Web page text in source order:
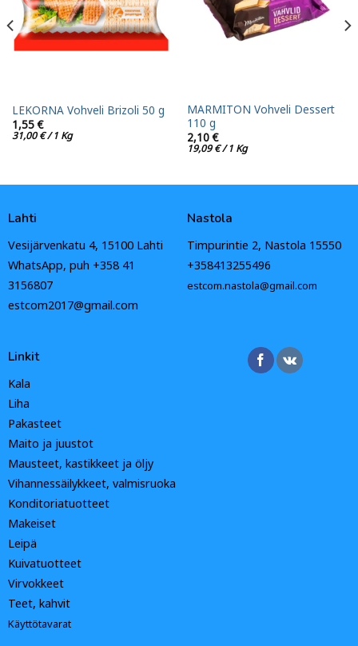
LEKORNA Vohveli Brizoli 50 g
1,55€
31,00€/ 1 Kg
MARMITON Vohveli Dessert
110 g
2,10€
19,09€/ 1 Kg
Lahti
Vesijärvenkatu 4, 15100 Lahti
WhatsApp, puh +358 41
3156807
estcom2017@gmail.com
Nastola
Timpurintie 2, Nastola 15550
+358413255496
estcom.nastola@gmail.com
Linkit
Kala
Liha
Pakasteet
Maito ja juustot
Mausteet, kastikkeet ja öljy
Vihannessäilykkeet, valmisruoka
Konditoriatuotteet
Makeiset
Leipä
Kuivatuotteet
Virvokkeet
Teet, kahvit
Käyttötavarat